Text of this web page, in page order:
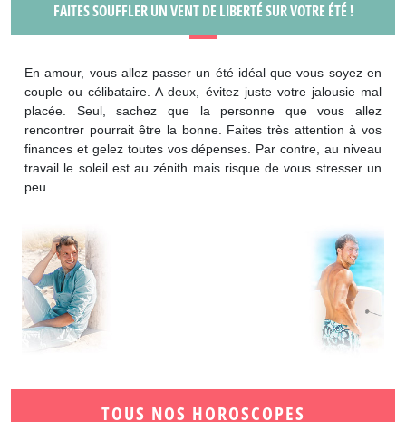
TOUS NOS HOROSCOPES
FAITES SOUFFLER UN VENT DE LIBERTÉ SUR VOTRE ÉTÉ !
En amour, vous allez passer un été idéal que vous soyez en
couple ou célibataire. A deux, évitez juste votre jalousie mal
placée. Seul, sachez que la personne que vous allez
rencontrer pourrait être la bonne. Faites très attention à vos
finances et gelez toutes vos dépenses. Par contre, au niveau
travail le soleil est au zénith mais risque de vous stresser un
peu.